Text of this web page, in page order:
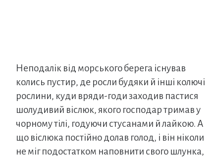
Неподалік від морського берега існував
колись пустир, де росли будяки й інші колючі
рослини, куди вряди-годи заходив пастися
шолудивий віслюк, якого господар тримав у
чорному тілі, годуючи стусанами й лайкою. А
що віслюка постійно долав голод, і він ніколи
не міг подостатком наповнити свого шлунка,